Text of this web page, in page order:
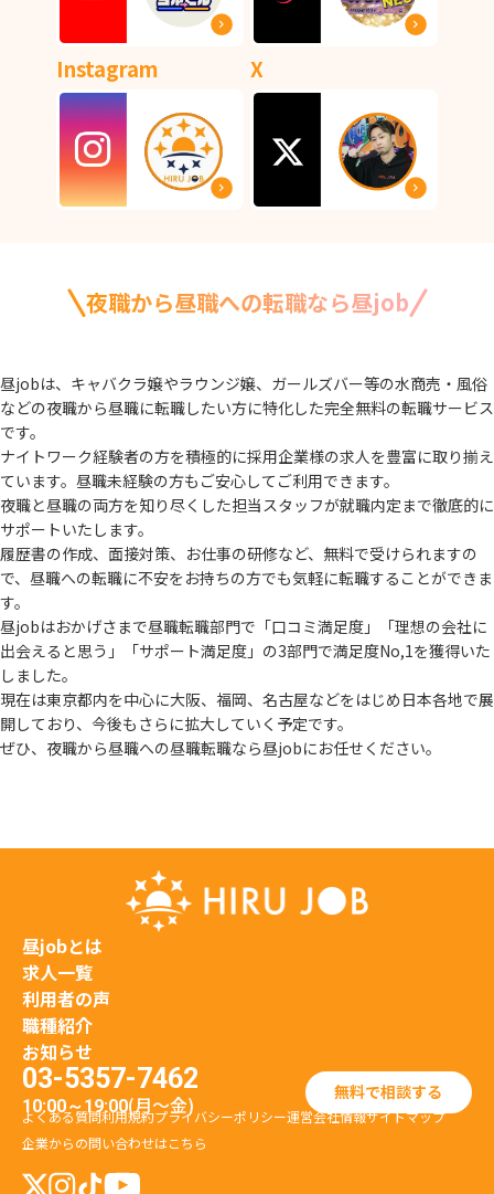
Instagram X
夜職から昼職への転職なら昼job
昼jobは、キャバクラ嬢やラウンジ嬢、ガールズバー等の水商売・風俗
などの夜職から昼職に転職したい方に特化した完全無料の転職サービス
です。
ナイトワーク経験者の方を積極的に採用企業様の求人を豊富に取り揃え
ています。 昼職未経験の方もご安心してご利用できます。
夜職と昼職の両方を知り尽くした担当スタッフが就職内定まで徹底的に
サポートいたします。
履歴書の作成、面接対策、お仕事の研修など、無料で受けられますの
で、 昼職への転職に不安をお持ちの方でも気軽に転職することができま
す。
昼jobはおかげさまで昼職転職部門で「口コミ満足度」「理想の会社に
出会えると思う」
「サポート満足度」の3部門で満足度No,1を獲得いた
しました。
現在は東京都内を中心に大阪、福岡、名古屋などをはじめ日本各地で展
開しており、 今後もさらに拡大していく予定です。
ぜひ、夜職から昼職への昼職転職なら昼jobにお任せください。
昼jobとは
求人一覧
利用者の声
職種紹介
お知らせ
03-5357-7462
10:00～19:00(月〜金) 無料で相談する
よくある質問利用規約プライバシーポリシー運営会社情報サイトマップ
企業からの問い合わせはこちら